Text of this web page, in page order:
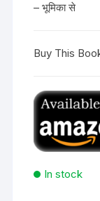
– भूमिका से
Buy This
In stock